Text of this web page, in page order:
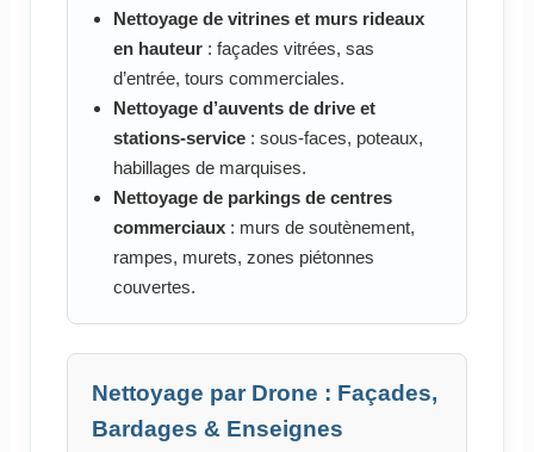
Nettoyage de vitrines et murs rideaux
en hauteur: façades vitrées, sas
d’entrée, tours commerciales.
Nettoyage d’auvents de drive et
stations-service: sous-faces, poteaux,
habillages de marquises.
Nettoyage de parkings de centres
commerciaux: murs de soutènement,
rampes, murets, zones piétonnes
couvertes.
Nettoyage par Drone : Façades,
Bardages & Enseignes